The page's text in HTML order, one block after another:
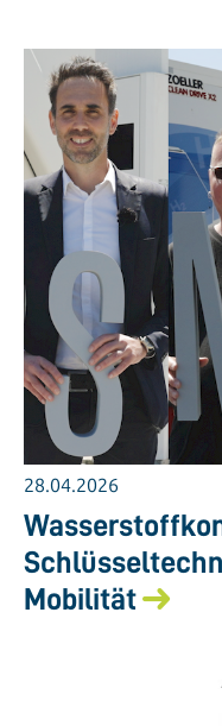
28.04.2026
Mobilität